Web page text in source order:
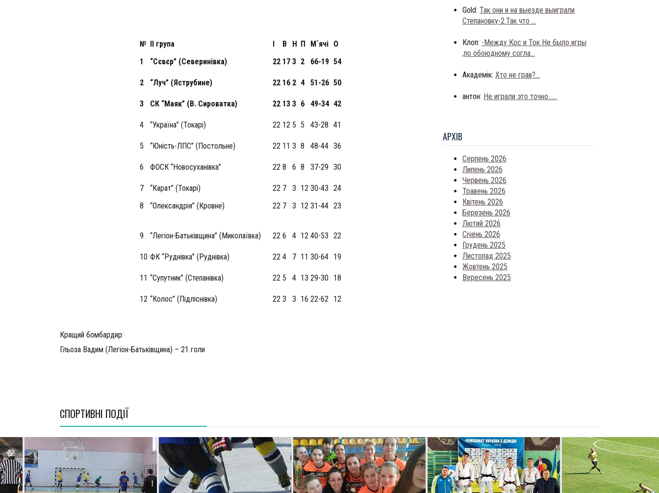
Gold: Так они и на выезде выиграли
Степановку-2.Так что ...
Клоп: -Между Кос и Ток Не было игры
,по обоюдному согла...
Академік: Хто не грав?...
антон: Не играли это точно......
АРХIВ
Серпень 2026
Липень 2026
Червень 2026
Травень 2026
Квітень 2026
Березень 2026
Лютий 2026
Січень 2026
Грудень 2025
Листопад 2025
Жовтень 2025
Вересень 2025
№ ІІ група І В Н П М`ячі
О
1
“Сєвєр” (Северинівка) 22 17 3 2 66-19 54
2 “Луч” (Яструбине) 22 16 2 4 51-26 50
3 СК “Маяк” (В. Сироватка) 22 13 3 6 49-34 42
4 “Україна” (Токарі) 22 12 5 5 43-28 41
5 “Юність-ЛПС” (Постольне) 22 11 3 8 48-44 36
6 ФОСК “Новосуханівка” 22 8 6 8 37-29 30
7 “Карат” (Токарі) 22 7 3 12 30-43 24
8
“Олександрія” (Кровне) 22 7 3 12 31-44 23
9 “Легіон-Батьківщина” (Миколаївка) 22 6 4 12 40-53 22
10 ФК “Руднівка” (Руднівка) 22 4 7 11 30-64 19
11 “Супутник” (Степанівка) 22 5 4 13 29-30 18
12 “Колос” (Підліснівка) 22 3 3 16 22-62 12
Кращий бомбардир:
Гльоза Вадим (Легіон-Батьківщина) – 21 голи
СПОРТИВНI ПОДІЇ